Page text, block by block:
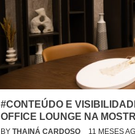
#CONTEÚDO E
OFFICE LOUNGE NA
BY THAINÁ CARDOSO 11 MESES